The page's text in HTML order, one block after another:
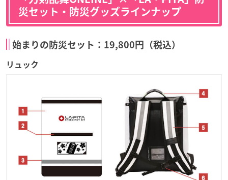
災セット・防災グッズラインナップ
始まりの防災セット：19,800円（税込）
リュック